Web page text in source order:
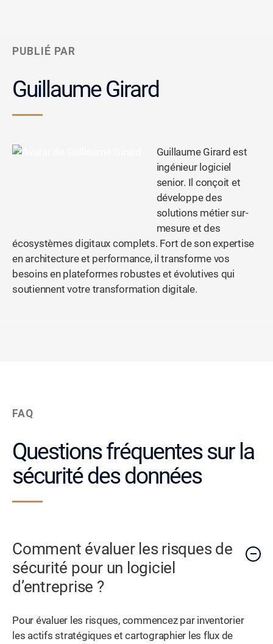
PUBLIÉ PAR
Guillaume Girard
Guillaume Girard est
ingénieur logiciel
senior. Il conçoit et
développe des
solutions métier sur-
mesure et des
écosystèmes digitaux complets. Fort de son expertise
en architecture et performance, il transforme vos
besoins en plateformes robustes et évolutives qui
soutiennent votre transformation digitale.
FAQ
Questions fréquentes sur la
sécurité des données
Comment évaluer les risques de
sécurité pour un logiciel
d’entreprise ?
Pour évaluer les risques, commencez par inventorier
les actifs stratégiques et cartographier les flux de